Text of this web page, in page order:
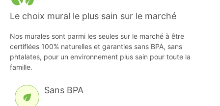
Le choix mural le plus sain sur le marché
Nos murales sont parmi les seules sur le marché à être
certifiées 100% naturelles et garanties sans BPA, sans
phtalates, pour un environnement plus sain pour toute la
famille.
Sans BPA